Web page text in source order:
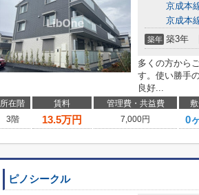
京成本
京成本
築年 築3年
多くの方から
す。使い勝手
良好...
所在階 賃料 管理費・共益費
3階
13.5万円 7,000円 0
ピノシークル